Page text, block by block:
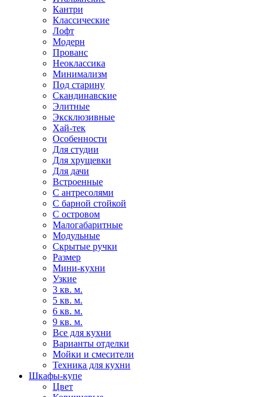
Кантри
Классические
Лофт
Модерн
Прованс
Неоклассика
Минимализм
Под старину
Скандинавские
Элитные
Эксклюзивные
Хай-тек
Особенности
Для студии
Для хрущевки
Для дачи
Встроенные
С антресолями
С барной стойкой
С островом
Малогабаритные
Модульные
Скрытые ручки
Размер
Мини-кухни
Узкие
3 кв. м.
5 кв. м.
6 кв. м.
9 кв. м.
Все для кухни
Варианты отделки
Мойки и смесители
Техника для кухни
Шкафы-купе
Цвет